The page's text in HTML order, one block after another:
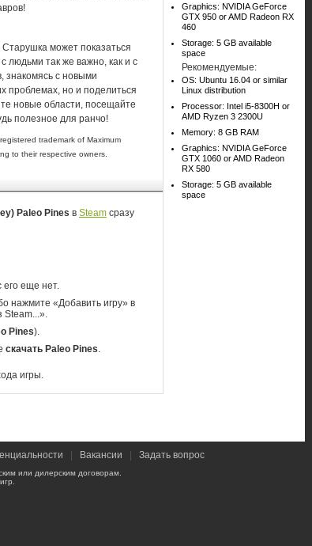
может показаться
людьми так же важно, как и с
знакомясь с новыми
проблемах, но и поделиться
новые области, посещайте
полезное для ранчо!
trademark of Maximum
to their respective owners.
Paleo Pines в Steam сразу
его еще нет.
нажмите «Добавить игру» в
Steam...».
Pines).
скачать Paleo Pines.
игры.
Graphics: NVIDIA GeForce
GTX 950 or AMD Radeon RX
460
Storage: 5 GB available
space
Рекомендуемые:
OS: Ubuntu 16.04 or similar
Linux distribution
Processor: Intel i5-8300H or
AMD Ryzen 3 2300U
Memory: 8 GB RAM
Graphics: NVIDIA GeForce
GTX 1060 or AMD Radeon
RX 580
Storage: 5 GB available
space
Вакансии Задать вопрос
или дилерским договорам.